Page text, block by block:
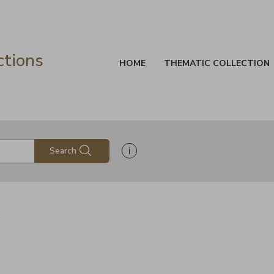
HOME THEMATIC COLLECTION
Search Show search help information